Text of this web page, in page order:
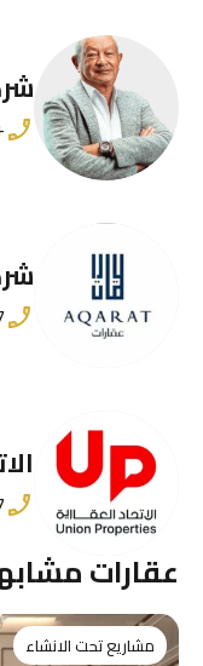
عقارات
مشاريع تحت الانشاء